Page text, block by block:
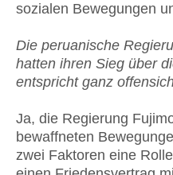
sozialen Bewegungen
Die peruanische
hatten ihren Sieg über
entspricht ganz
Ja, die Regierung
bewaffneten
zwei Faktoren eine